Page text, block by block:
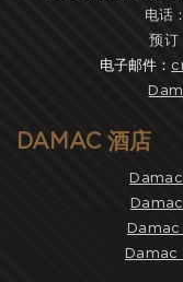
电话：
预订
电子邮件：
DAMAC 酒店
Damac